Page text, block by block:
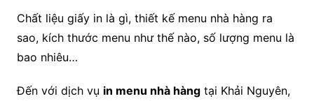
Chất liệu giấy in là gì, thiết kế menu nhà hàng ra
sao, kích thước menu như thế nào, số lượng menu là
bao nhiêu…
Đến với dịch vụ in menu nhà hàngtại Khải Nguyên,